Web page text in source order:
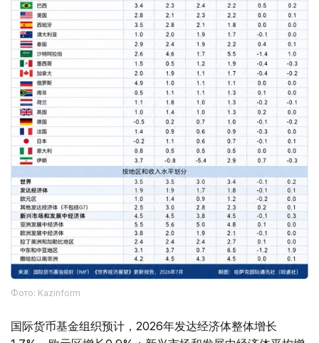
Фото: Kazinform
国际货币基金组织预计，2026年发达经济体整体增长